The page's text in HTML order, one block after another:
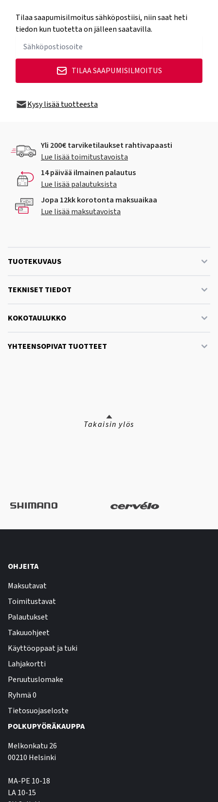
Tilaa saapumisilmoitus sähköpostiisi, niin saat heti
tiedon kun tuotetta on jälleen saatavilla.
TILAA SAAPUMISILMOITUS
Kysy lisää tuotteesta
Yli 200€ tarviketilaukset rahtivapaasti
Lue lisää toimitustavoista
14 päivää ilmainen palautus
Lue lisää palautuksista
Jopa 12kk korotonta maksuaikaa
Lue lisää maksutavoista
TUOTEKUVAUS
TEKNISET TIEDOT
KOKOTAULUKKO
YHTEENSOPIVAT TUOTTEET
Takaisin ylös
OHJEITA
Maksutavat
Toimitustavat
Palautukset
Takuuohjeet
Käyttöoppaat ja tuki
Lahjakortti
Peruutuslomake
Ryhmä 0
Tietosuojaseloste
POLKUPYÖRÄKAUPPA
Melkonkatu 26
00210 Helsinki
MA-PE 10-18
LA 10-15